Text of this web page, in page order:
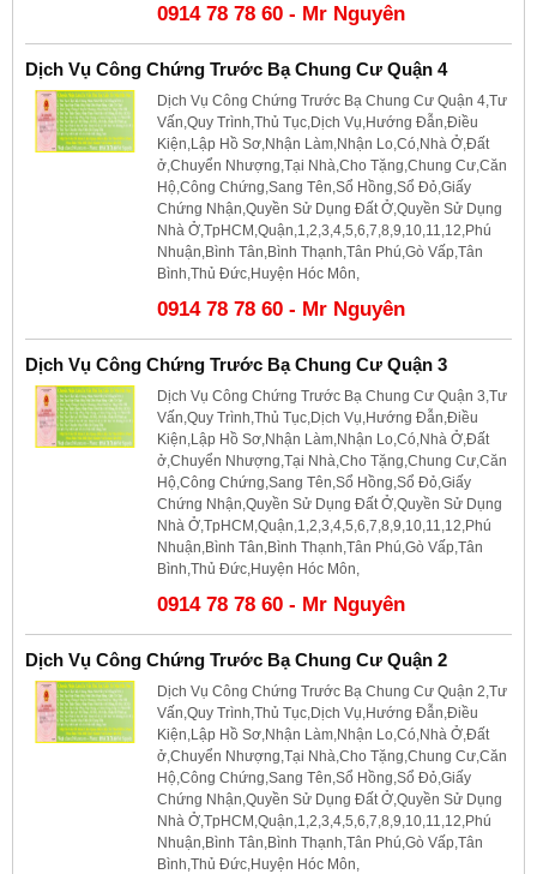
0914 78 78 60 - Mr Nguyên
Dịch Vụ Công Chứng Trước Bạ Chung Cư Quận 4
Dịch Vụ Công Chứng Trước Bạ Chung Cư Quận 4,Tư
Vấn,Quy Trình,Thủ Tục,Dịch Vụ,Hướng Đẫn,Điều
Kiện,Lập Hồ Sơ,Nhận Làm,Nhận Lo,Có,Nhà Ở,Đất
ở,Chuyển Nhượng,Tại Nhà,Cho Tặng,Chung Cư,Căn
Hộ,Công Chứng,Sang Tên,Sổ Hồng,Sổ Đỏ,Giấy
Chứng Nhận,Quyền Sử Dụng Đất Ở,Quyền Sử Dụng
Nhà Ở,TpHCM,Quận,1,2,3,4,5,6,7,8,9,10,11,12,Phú
Nhuận,Bình Tân,Bình Thạnh,Tân Phú,Gò Vấp,Tân
Bình,Thủ Đức,Huyện Hóc Môn,
0914 78 78 60 - Mr Nguyên
Dịch Vụ Công Chứng Trước Bạ Chung Cư Quận 3
Dịch Vụ Công Chứng Trước Bạ Chung Cư Quận 3,Tư
Vấn,Quy Trình,Thủ Tục,Dịch Vụ,Hướng Đẫn,Điều
Kiện,Lập Hồ Sơ,Nhận Làm,Nhận Lo,Có,Nhà Ở,Đất
ở,Chuyển Nhượng,Tại Nhà,Cho Tặng,Chung Cư,Căn
Hộ,Công Chứng,Sang Tên,Sổ Hồng,Sổ Đỏ,Giấy
Chứng Nhận,Quyền Sử Dụng Đất Ở,Quyền Sử Dụng
Nhà Ở,TpHCM,Quận,1,2,3,4,5,6,7,8,9,10,11,12,Phú
Nhuận,Bình Tân,Bình Thạnh,Tân Phú,Gò Vấp,Tân
Bình,Thủ Đức,Huyện Hóc Môn,
0914 78 78 60 - Mr Nguyên
Dịch Vụ Công Chứng Trước Bạ Chung Cư Quận 2
Dịch Vụ Công Chứng Trước Bạ Chung Cư Quận 2,Tư
Vấn,Quy Trình,Thủ Tục,Dịch Vụ,Hướng Đẫn,Điều
Kiện,Lập Hồ Sơ,Nhận Làm,Nhận Lo,Có,Nhà Ở,Đất
ở,Chuyển Nhượng,Tại Nhà,Cho Tặng,Chung Cư,Căn
Hộ,Công Chứng,Sang Tên,Sổ Hồng,Sổ Đỏ,Giấy
Chứng Nhận,Quyền Sử Dụng Đất Ở,Quyền Sử Dụng
Nhà Ở,TpHCM,Quận,1,2,3,4,5,6,7,8,9,10,11,12,Phú
Nhuận,Bình Tân,Bình Thạnh,Tân Phú,Gò Vấp,Tân
Bình,Thủ Đức,Huyện Hóc Môn,